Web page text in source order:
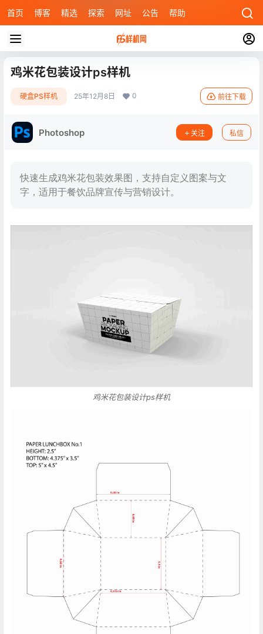
首页 博客 精选 探索 网址 公告 帮助
鸡米花包装设计ps样机
硬盒PS样机 25年12月8日 0 前往下载
Photoshop 关注 私信
快速生成鸡米花包装效果图，支持自定义图案与文
字，适用于餐饮品牌宣传与营销设计。
鸡米花包装设计ps样机